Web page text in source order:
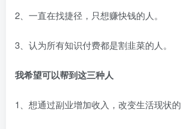
2、一直在找捷径，只想赚快钱的人。
3、认为所有知识付费都是割韭菜的人。
我希望可以帮到这三种人
1、想通过副业增加收入，改变生活现状